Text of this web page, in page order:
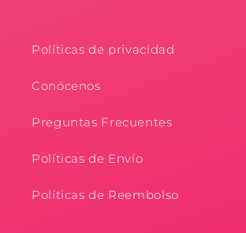
Políticas de privacidad
Conócenos
Preguntas Frecuentes
Políticas de Envío
Políticas de Reembolso